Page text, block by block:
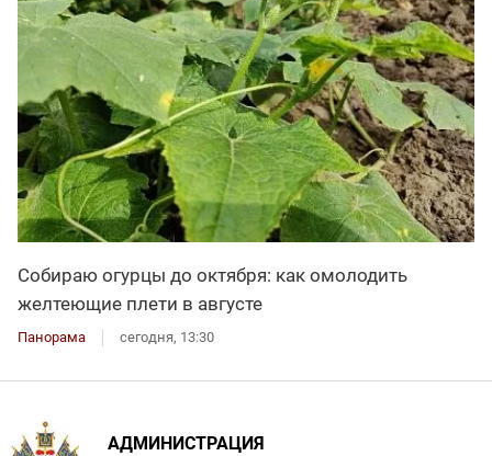
Собираю огурцы до октября: как омолодить
желтеющие плети в августе
Панорама сегодня, 13:30
АДМИНИСТРАЦИЯ